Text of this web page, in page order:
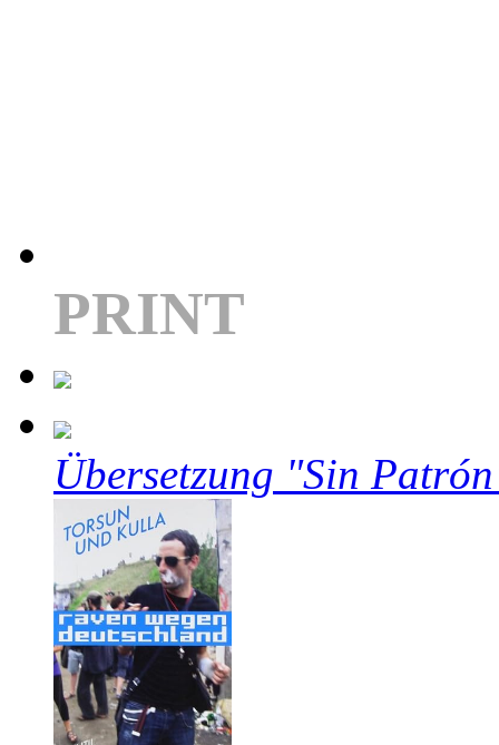
PRINT
Übersetzung "Sin